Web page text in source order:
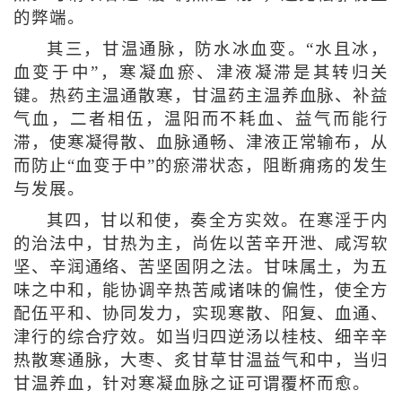
的弊端。
其三，甘温通脉，防水冰血变。“水且冰，
血变于中”，寒凝血瘀、津液凝滞是其转归关
键。热药主温通散寒，甘温药主温养血脉、补益
气血，二者相伍，温阳而不耗血、益气而能行
滞，使寒凝得散、血脉通畅、津液正常输布，从
而防止“血变于中”的瘀滞状态，阻断痈疡的发生
与发展。
其四，甘以和使，奏全方实效。在寒淫于内
的治法中，甘热为主，尚佐以苦辛开泄、咸泻软
坚、辛润通络、苦坚固阴之法。甘味属土，为五
味之中和，能协调辛热苦咸诸味的偏性，使全方
配伍平和、协同发力，实现寒散、阳复、血通、
津行的综合疗效。如当归四逆汤以桂枝、细辛辛
热散寒通脉，大枣、炙甘草甘温益气和中，当归
甘温养血，针对寒凝血脉之证可谓覆杯而愈。